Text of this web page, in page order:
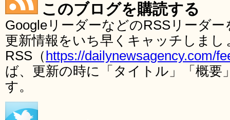
このブログを購読する
GoogleリーダーなどのRSSリーダ
更新情報をいち早くキャッチしま
RSS（ https://dailynewsagency.com/
ば、更新の時に「タイトル」「概要
す。